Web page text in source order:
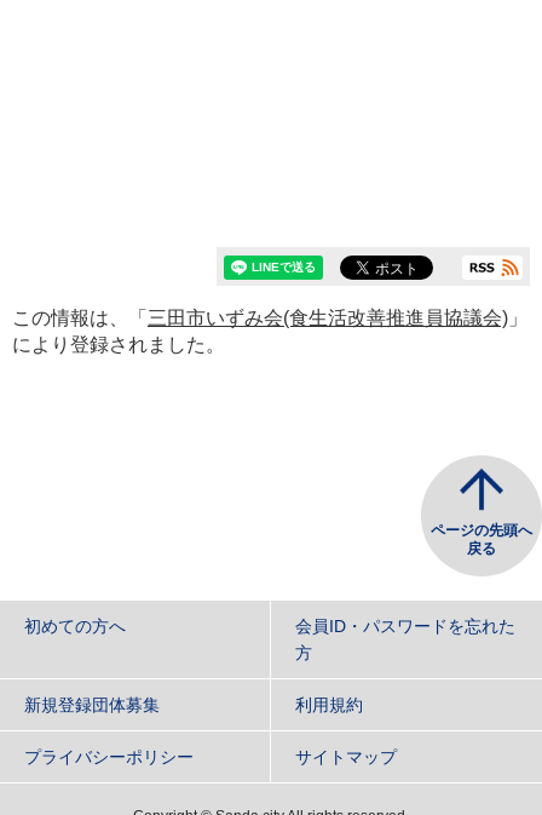
この情報は、「 三田市いずみ会(食生活改善推進員協議会) 」
により登録されました。
ページの先頭へ
戻る
初めての方へ
会員ID・パスワードを忘れた
方
新規登録団体募集 利用規約
プライバシーポリシー サイトマップ